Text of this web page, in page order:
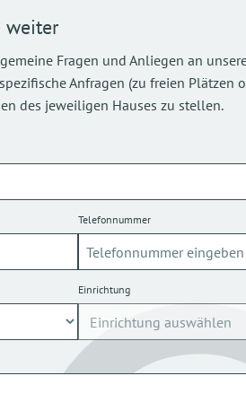
weiter
Fragen und Anliegen an
Anfragen (zu freien Plätzen
des jeweiligen Hauses zu stellen.
Telefonnummer
Einrichtung